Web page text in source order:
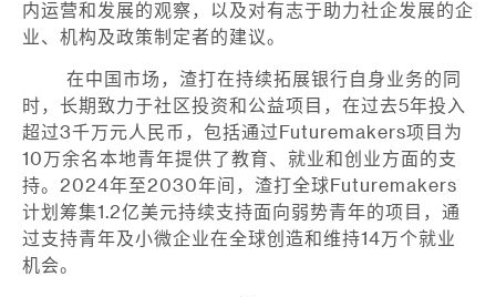
内运营和发展的观察，以及对有志于助力社企发展的企
业、机构及政策制定者的建议。
在中国市场，渣打在持续拓展银行自身业务的同
时，长期致力于社区投资和公益项目，在过去5年投入
超过3千万元人民币，包括通过Futuremakers项目为
10万余名本地青年提供了教育、就业和创业方面的支
持。2024年至2030年间，渣打全球Futuremakers
计划筹集1.2亿美元持续支持面向弱势青年的项目，通
过支持青年及小微企业在全球创造和维持14万个就业
机会。